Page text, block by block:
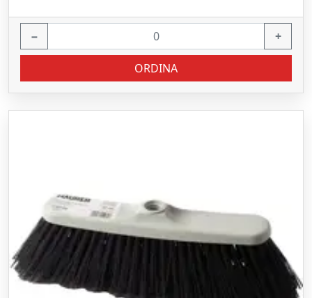
− +
ORDINA